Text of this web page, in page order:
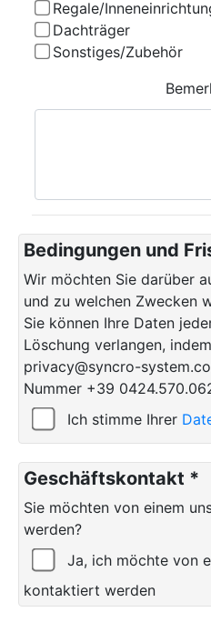
Regale/
Dachträger
Sonstiges/Zubehör
Bedingungen und
Wir möchten Sie darüber
und zu welchen Zwecken
Sie können Ihre Daten
Löschung verlangen,
privacy@syncro-
Nummer +39
Ich stimme Ihrer
Geschäftskontakt *
Sie möchten von einem
werden?
Ja, ich möchte von
kontaktiert werden